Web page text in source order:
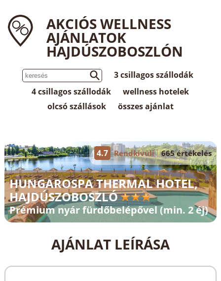
AKCIÓS WELLNESS
AJÁNLATOK
HAJDÚSZOBOSZLÓN
3 csillagos szállodák
4 csillagos szállodák
wellness hotelek
olcsó szállások
összes ajánlat
HUNGAROSPA THERMAL HOTEL,
HAJDÚSZOBOSZLÓ
Prémium nyár fürdőbelépővel (min. 2 éj)
4.7 Rendkívüli 665 értékelés
AJÁNLAT LEÍRÁSA